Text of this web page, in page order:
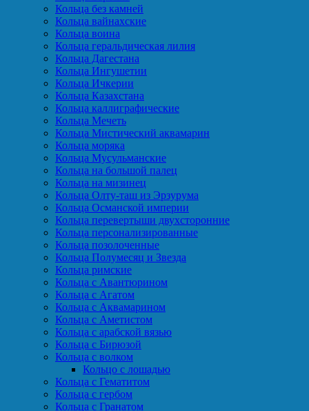
Кольца без камней
Кольца вайнахские
Кольца воина
Кольца геральдическая лилия
Кольца Дагестана
Кольца Ингушетии
Кольца Ичкерии
Кольца Казахстана
Кольца каллиграфические
Кольца Мечеть
Кольца Мистический аквамарин
Кольца моряка
Кольца Мусульманские
Кольца на большой палец
Кольца на мизинец
Кольца Олту-таш из Эрзурума
Кольца Османской империи
Кольца перевертыши двухсторонние
Кольца персонализированные
Кольца позолоченные
Кольца Полумесяц и Звезда
Кольца римские
Кольца с Авантюрином
Кольца с Агатом
Кольца с Аквамарином
Кольца с Аметистом
Кольца с арабской вязью
Кольца с Бирюзой
Кольца с волком
Кольцо с лошадью
Кольца с Гематитом
Кольца с гербом
Кольца с Гранатом